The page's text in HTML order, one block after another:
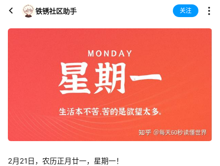
铁锈社区助手 关注
2月21日，农历正月廿一，星期一！